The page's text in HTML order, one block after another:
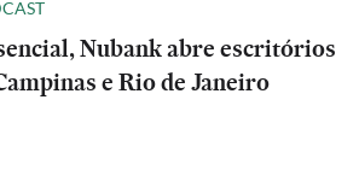
Nubank abre escritórios
e Rio de Janeiro